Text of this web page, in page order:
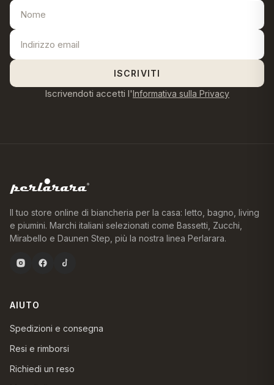
ISCRIVITI
Iscrivendoti accetti l'Informativa sulla Privacy
Il tuo store online di biancheria per la casa: letto, bagno, living
e piumini. Marchi italiani selezionati come Bassetti, Zucchi,
Mirabello e Daunen Step, più la nostra linea Perlarara.
AIUTO
Spedizioni e consegna
Resi e rimborsi
Richiedi un reso